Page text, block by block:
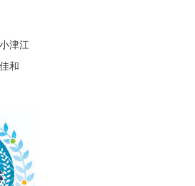
津江
和